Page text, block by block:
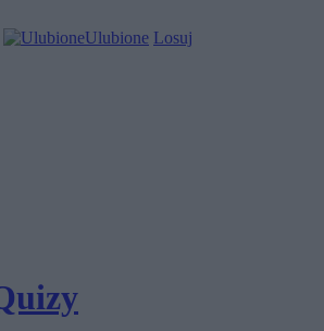
Ulubione Losuj